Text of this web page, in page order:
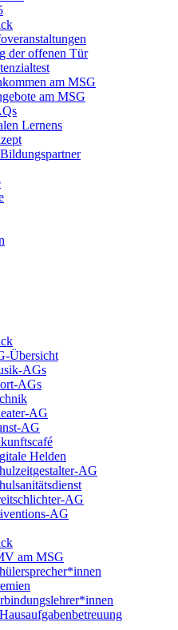
der offenen Tür
am MSG
am MSG
Lernens
Übersicht
AGs
AGs
AG
AG
Helden
AG
AG
AG
am MSG